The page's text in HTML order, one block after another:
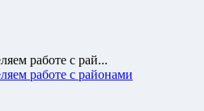
работе с рай...
работе с районами